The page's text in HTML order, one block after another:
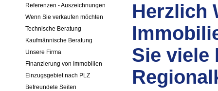
Referenzen - Auszeichnungen
Wenn Sie verkaufen möchten
Technische Beratung
Kaufmännische Beratung
Unsere Firma
Finanzierung von Immobilien
Einzugsgebiet nach PLZ
Befreundete Seiten
Herzlich
Sie viele